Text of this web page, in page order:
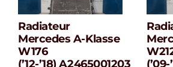
Radiateur
Mercedes A-
klasse W176
Radiateur
Mercedes A-Klasse
W176
(’12-’18) A2465001203